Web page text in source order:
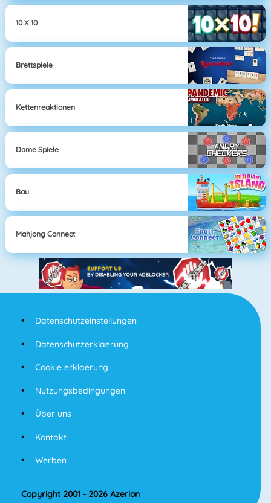
10 X 10
Brettspiele
Kettenreaktionen
Dame Spiele
Bau
Mahjong Connect
Datenschutzeinstellungen
Datenschutzerklaerung
Cookie erklaerung
Nutzungsbedingungen
Über uns
Kontakt
Werben
Copyright 2001 - 2026 Azerion